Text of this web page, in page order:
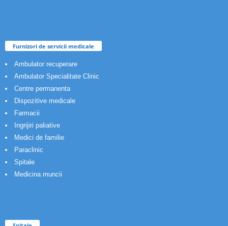
Furnizori de servicii medicale
Ambulator recuperare
Ambulator Specialitate Clinic
Centre permanenta
Dispozitive medicale
Farmacii
Ingrijiri paliative
Medici de familie
Paraclinic
Spitale
Medicina muncii